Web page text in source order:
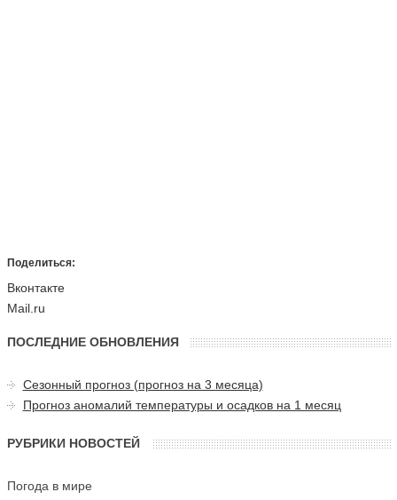
Поделиться:
Вконтакте
Mail.ru
ПОСЛЕДНИЕ ОБНОВЛЕНИЯ
Сезонный прогноз (прогноз на 3 месяца)
Прогноз аномалий температуры и осадков на 1 месяц
РУБРИКИ НОВОСТЕЙ
Погода в мире